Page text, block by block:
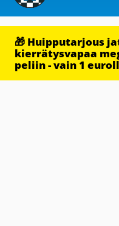
🎁 Huipputarjous
kierrätysvapaa
peliin - vain 1